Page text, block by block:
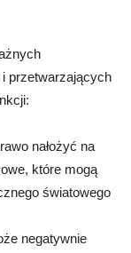
przetwarzających
nałożyć na
które mogą
światowego
negatywnie